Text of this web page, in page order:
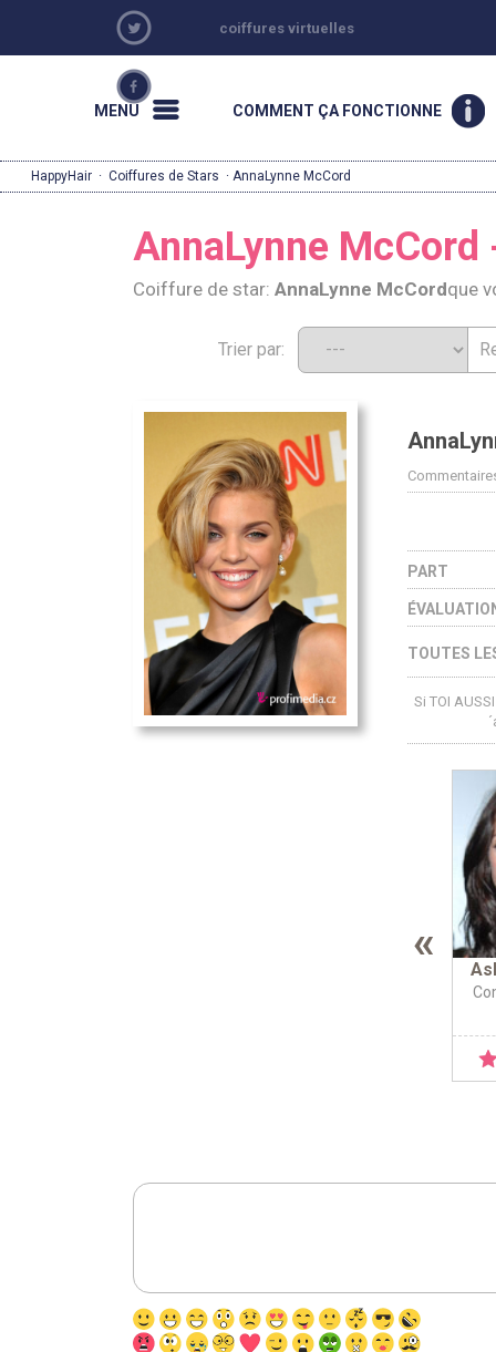
coiffures virtuelles
MENU COMMENT ÇA FONCTIONNE
HappyHair · Coiffures de Stars · AnnaLynne McCord
AnnaLynne
Coiffure de star: AnnaLynne McCordque
Trier par:
PART
TOUTES
Si TOI
«